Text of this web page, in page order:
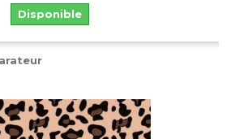
Disponible